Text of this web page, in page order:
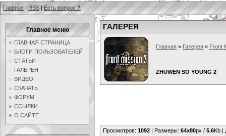
Главная | RSS | Есть вопрос ?
Главное меню
ГЛАВНАЯ СТРАНИЦА
БЛОГИ ПОЛЬЗОВАТЕЛЕЙ
СТАТЬИ
ГАЛЕРЕЯ
ВИДЕО
СКАЧАТЬ
ФОРУМ
ССЫЛКИ
О САЙТЕ
ГАЛЕРЕЯ
Главная » Галерея » Front
ZHUWEN SO YOUNG 2
Просмотров: 1092 | Размеры: 64x80px / 5.6Kb |